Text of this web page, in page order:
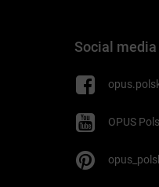
Social media
OPUS